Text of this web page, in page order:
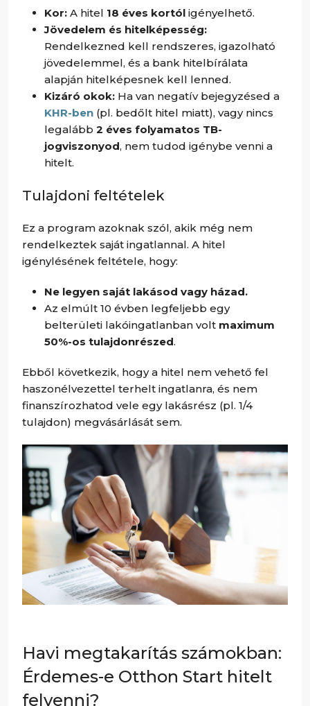
Kor: A hitel 18 éves kortól igényelhető.
Jövedelem és hitelképesség:
Rendelkezned kell rendszeres, igazolható
jövedelemmel, és a bank hitelbírálata
alapján hitelképesnek kell lenned.
Kizáró okok: Ha van negatív bejegyzésed a
KHR-ben (pl. bedőlt hitel miatt), vagy nincs
legalább 2 éves folyamatos TB-
jogviszonyod, nem tudod igénybe venni a
hitelt.
Tulajdoni feltételek
Ez a program azoknak szól, akik még nem
rendelkeztek saját ingatlannal. A hitel
igénylésének feltétele, hogy:
Ne legyen saját lakásod vagy házad.
Az elmúlt 10 évben legfeljebb egy
belterületi lakóingatlanban volt maximum
50%-os tulajdonrészed.
Ebből következik, hogy a hitel nem vehető fel
haszonélvezettel terhelt ingatlanra, és nem
finanszírozhatod vele egy lakásrész (pl. 1/4
tulajdon) megvásárlását sem.
Havi megtakarítás számokban:
Érdemes-e Otthon Start hitelt
felvenni?